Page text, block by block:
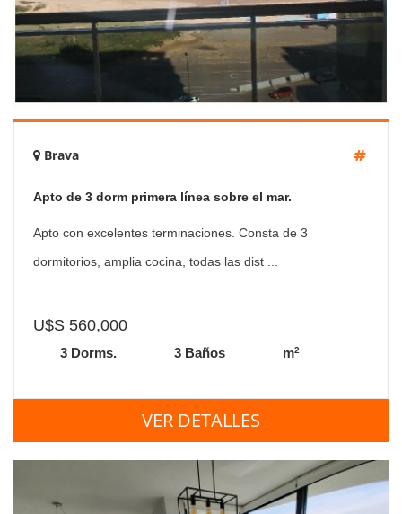
Brava
Apto de 3 dorm primera línea sobre el mar.
Apto con excelentes terminaciones. Consta de 3
dormitorios, amplia cocina, todas las dist ...
U$S 560,000
3 Dorms. 3 Baños m2
VER DETALLES